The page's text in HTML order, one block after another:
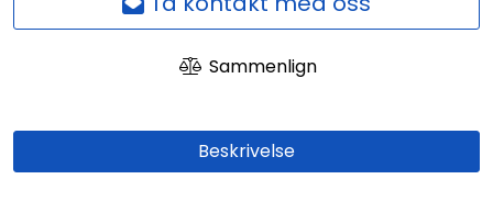
Sammenlign
Beskrivelse
Digitale tjenester
Skjermer